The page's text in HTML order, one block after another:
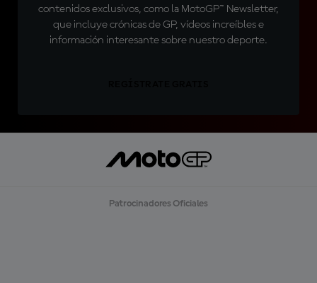
contenidos exclusivos, como la MotoGP™ Newsletter,
que incluye crónicas de GP, vídeos increíbles e
información interesante sobre nuestro deporte.
Patrocinadores Oficiales